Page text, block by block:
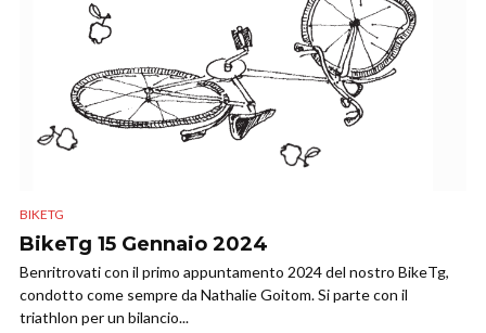
BIKETG
BikeTg 15 Gennaio 2024
Benritrovati con il primo appuntamento 2024 del nostro BikeTg,
condotto come sempre da Nathalie Goitom. Si parte con il
triathlon per un bilancio...